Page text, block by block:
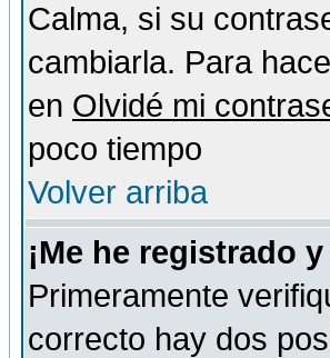
Calma, si su
cambiarla. Para
en Olvidé mi
poco tiempo
Volver arriba
¡Me he registrado
Primeramente
correcto hay dos